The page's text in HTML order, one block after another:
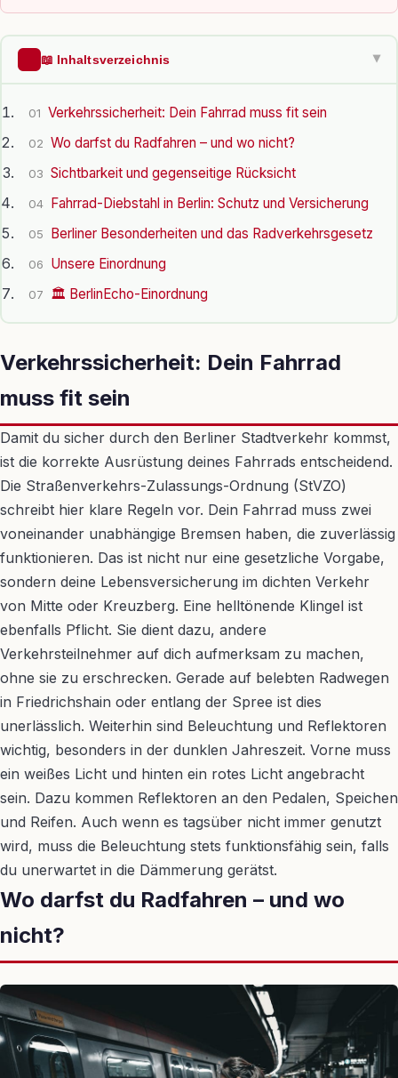
📖 Inhaltsverzeichnis ▶
01 Verkehrssicherheit: Dein Fahrrad muss fit sein
02 Wo darfst du Radfahren – und wo nicht?
03 Sichtbarkeit und gegenseitige Rücksicht
04 Fahrrad-Diebstahl in Berlin: Schutz und Versicherung
05 Berliner Besonderheiten und das Radverkehrsgesetz
06 Unsere Einordnung
07 🏛️ BerlinEcho-Einordnung
Verkehrssicherheit: Dein Fahrrad
muss fit sein
Damit du sicher durch den Berliner Stadtverkehr kommst,
ist die korrekte Ausrüstung deines Fahrrads entscheidend.
Die Straßenverkehrs-Zulassungs-Ordnung (StVZO)
schreibt hier klare Regeln vor. Dein Fahrrad muss zwei
voneinander unabhängige Bremsen haben, die zuverlässig
funktionieren. Das ist nicht nur eine gesetzliche Vorgabe,
sondern deine Lebensversicherung im dichten Verkehr
von Mitte oder Kreuzberg. Eine helltönende Klingel ist
ebenfalls Pflicht. Sie dient dazu, andere
Verkehrsteilnehmer auf dich aufmerksam zu machen,
ohne sie zu erschrecken. Gerade auf belebten Radwegen
in Friedrichshain oder entlang der Spree ist dies
unerlässlich. Weiterhin sind Beleuchtung und Reflektoren
wichtig, besonders in der dunklen Jahreszeit. Vorne muss
ein weißes Licht und hinten ein rotes Licht angebracht
sein. Dazu kommen Reflektoren an den Pedalen, Speichen
und Reifen. Auch wenn es tagsüber nicht immer genutzt
wird, muss die Beleuchtung stets funktionsfähig sein, falls
du unerwartet in die Dämmerung gerätst.
Wo darfst du Radfahren – und wo
nicht?